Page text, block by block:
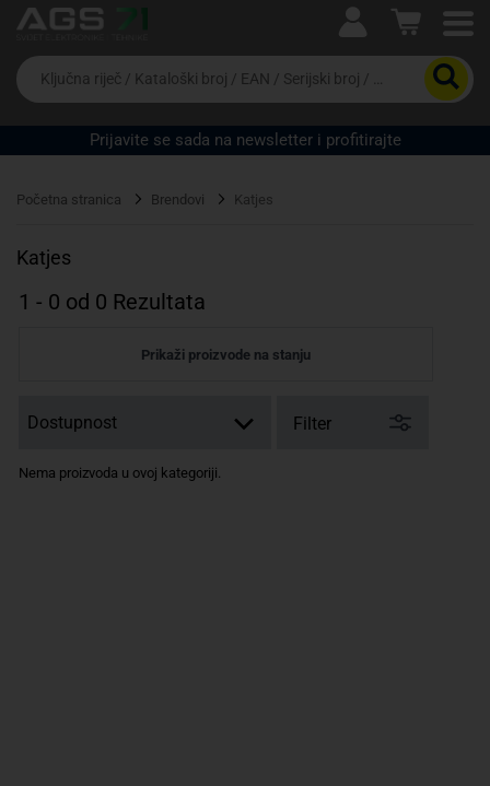
Ova postavka prilagođava asortiman proizvoda i
cijene vašim potrebama.
Da
biste
potražili
proizvod,
unesite
riječ,
EAN
serijski
Prijavite se sada na newsletter i profitirajte
Početna stranica Brendovi Katjes
Katjes
1 - 0 od 0 Rezultata
Prikaži proizvode na stanju
Filter
Nema proizvoda u ovoj kategoriji.